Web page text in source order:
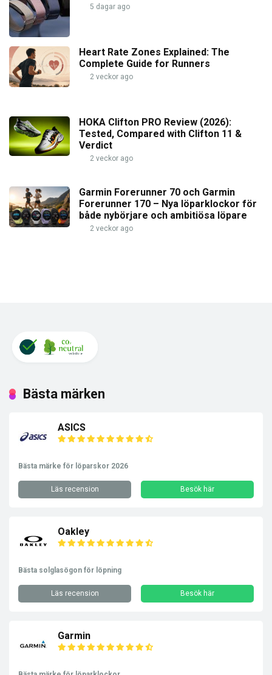
5 dagar ago
Heart Rate Zones Explained: The
Complete Guide for Runners
2 veckor ago
HOKA Clifton PRO Review (2026):
Tested, Compared with Clifton 11 &
Verdict
2 veckor ago
Garmin Forerunner 70 och Garmin
Forerunner 170 – Nya löparklockor för
både nybörjare och ambitiösa löpare
2 veckor ago
Bästa märken
ASICS
Bästa märke för löparskor 2026
Läs recension Besök här
Oakley
Bästa solglasögon för löpning
Läs recension Besök här
Garmin